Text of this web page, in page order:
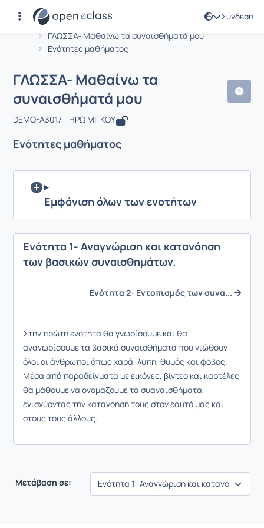
Σύνδεση
Αρχική Σελίδα
ΓΛΩΣΣΑ- Μαθαίνω τα συναισθήματά μου
Ενότητες μαθήματος
Μάθημα : ΓΛΩΣΣΑ- Μαθαίνω τα
ΓΛΩΣΣΑ- Μαθαίνω τα
συναισθήματά μου
DEMO-A3017 - ΗΡΩ ΜΙΓΚΟΥ
Ενότητες μαθήματος
Εμφάνιση όλων των ενοτήτων
Ενότητα 1- Αναγνώριση και κατανόηση
των βασικών συναισθημάτων.
Ενότητα 2- Εντοπισμός των συνα...
Στην πρώτη ενότητα θα γνωρίσουμε και θα
ανανωρίσουμε τα βασικά συναισθήματα που νιώθουν
όλοι οι άνθρωποι όπως χαρά, λύπη, θυμός και φόβος.
Μέσα από παραδείγματα με εικόνες, βίντεο και καρτέλες
θα μάθουμε να ονομάζουμε τα συαναισθήματα,
ενισχύοντας την κατανόησή τους στον εαυτό μας και
στους τους άλλους.
Μετάβαση σε: